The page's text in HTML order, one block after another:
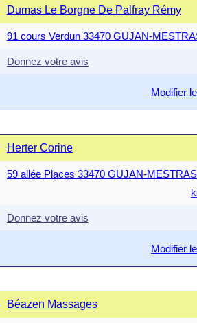
Dumas Le Borgne De Palfray Rémy
91 cours Verdun 33470 GUJAN-
Donnez votre avis
Modifier
Herter Corine
59 allée Places 33470 GUJAN-MESTRAS
Donnez votre avis
Modifier
Béazen Massages